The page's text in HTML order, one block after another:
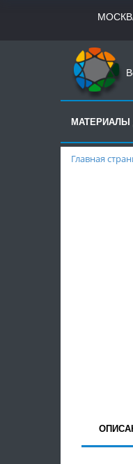
МАТЕРИАЛЫ
Главная